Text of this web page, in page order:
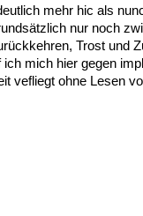
mehr hic als
nur noch
Trost und
mich hier gegen
vefliegt ohne Lesen